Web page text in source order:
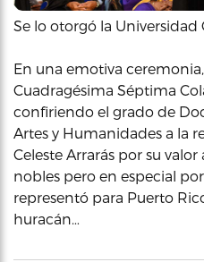
Se lo otorgó la
En una emotiva
Cuadragésima Séptima
confiriendo el grado de
Artes y Humanidades a la
Celeste Arrarás por su
nobles pero en especial
representó para Puerto
huracán…